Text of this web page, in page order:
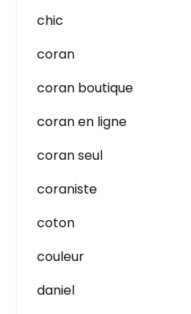
chic
coran
coran boutique
coran en ligne
coran seul
coraniste
coton
couleur
daniel